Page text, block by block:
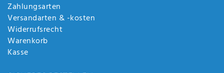
Zahlungsarten
Versandarten & -kosten
Widerrufsrecht
Warenkorb
Kasse